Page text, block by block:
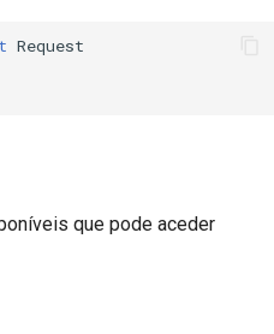
Request
que pode aceder